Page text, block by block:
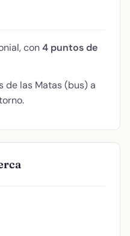
con4 puntos de
de las Matas (bus) a